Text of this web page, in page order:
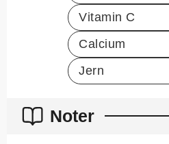
Vitamin C
Calcium
Jern
Noter